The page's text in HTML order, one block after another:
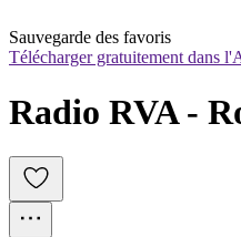
Sauvegarde des favoris
Télécharger gratuitement dans
Radio RVA -